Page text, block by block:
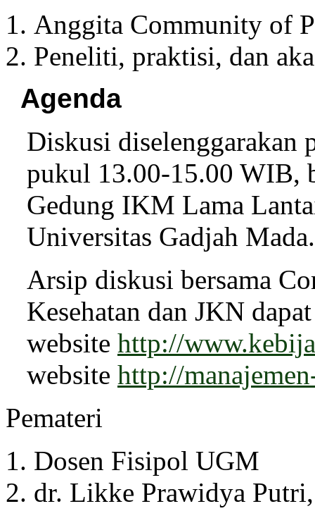
Anggita Community of
Peneliti, praktisi, dan
Agenda
Diskusi diselenggarakan
pukul 13.00-15.00 WIB,
Gedung IKM Lama
Universitas Gadjah Mada.
Arsip diskusi bersama
Kesehatan dan JKN
website http://
website http://
Pemateri
Dosen Fisipol UGM
dr. Likke Prawidya